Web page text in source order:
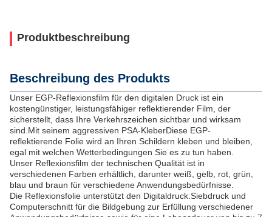
Produktbeschreibung
Beschreibung des Produkts
Unser EGP-Reflexionsfilm für den digitalen Druck ist ein
kostengünstiger, leistungsfähiger reflektierender Film, der
sicherstellt, dass Ihre Verkehrszeichen sichtbar und wirksam
sind.Mit seinem aggressiven PSA-KleberDiese EGP-
reflektierende Folie wird an Ihren Schildern kleben und bleiben,
egal mit welchen Wetterbedingungen Sie es zu tun haben.
Unser Reflexionsfilm der technischen Qualität ist in
verschiedenen Farben erhältlich, darunter weiß, gelb, rot, grün,
blau und braun für verschiedene Anwendungsbedürfnisse.
Die Reflexionsfolie unterstützt den Digitaldruck.Siebdruck und
Computerschnitt für die Bildgebung zur Erfüllung verschiedener